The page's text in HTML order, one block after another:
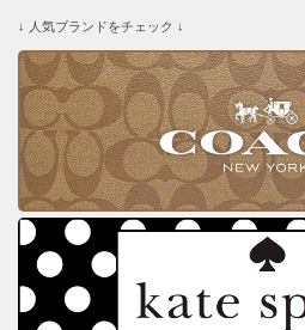
↓ 人気ブランドをチェック ↓